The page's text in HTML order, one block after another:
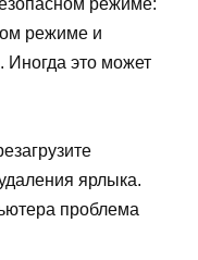
режиме и
Иногда это может
ярлыка.
проблема